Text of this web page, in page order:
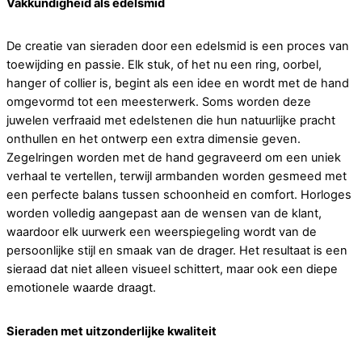
Vakkundigheid als edelsmid
De creatie van sieraden door een edelsmid is een proces van
toewijding en passie. Elk stuk, of het nu een ring, oorbel,
hanger of collier is, begint als een idee en wordt met de hand
omgevormd tot een meesterwerk. Soms worden deze
juwelen verfraaid met edelstenen die hun natuurlijke pracht
onthullen en het ontwerp een extra dimensie geven.
Zegelringen worden met de hand gegraveerd om een uniek
verhaal te vertellen, terwijl armbanden worden gesmeed met
een perfecte balans tussen schoonheid en comfort. Horloges
worden volledig aangepast aan de wensen van de klant,
waardoor elk uurwerk een weerspiegeling wordt van de
persoonlijke stijl en smaak van de drager. Het resultaat is een
sieraad dat niet alleen visueel schittert, maar ook een diepe
emotionele waarde draagt.
Sieraden met uitzonderlijke kwaliteit